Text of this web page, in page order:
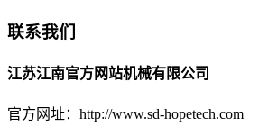
联系我们
江苏江南官方网站机械有限公司
官方网址：http://www.sd-hopetech.com